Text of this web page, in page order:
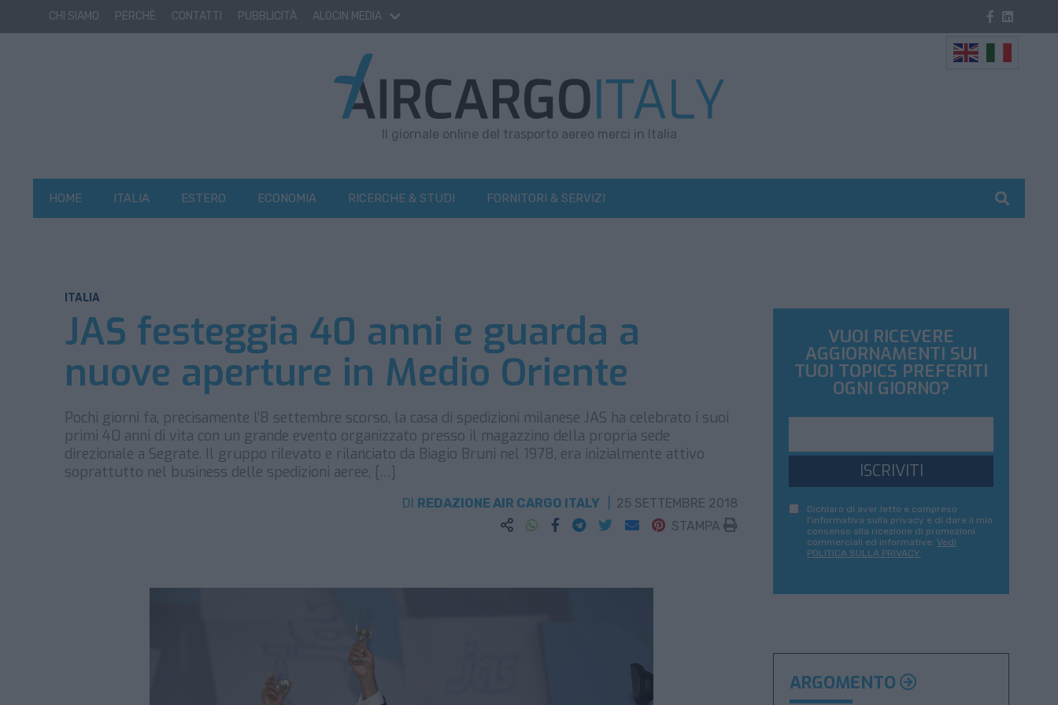
CHI SIAMO PERCHÈ CONTATTI PUBBLICITÀ ALOCIN MEDIA
Il giornale online del trasporto aereo merci in Italia
HOME ITALIA ESTERO ECONOMIA RICERCHE & STUDI FORNITORI & SERVIZI
ITALIA
JAS festeggia 40 anni e guarda a
nuove aperture in Medio Oriente
Pochi giorni fa, precisamente l’8 settembre scorso, la casa di spedizioni milanese JAS ha celebrato i suoi
primi 40 anni di vita con un grande evento organizzato presso il magazzino della propria sede
direzionale a Segrate. Il gruppo rilevato e rilanciato da Biagio Bruni nel 1978, era inizialmente attivo
soprattutto nel business delle spedizioni aeree, […]
DI REDAZIONE AIR CARGO ITALY
25 SETTEMBRE 2018
STAMPA
VUOI RICEVERE
AGGIORNAMENTI SUI
TUOI TOPICS PREFERITI
OGNI GIORNO?
ISCRIVITI
Dichiaro di aver letto e compreso
l'informativa sulla privacy e di dare il mio
consenso alla ricezione di promozioni
commerciali ed informative. Vedi
POLITICA SULLA PRIVACY.
ARGOMENTO